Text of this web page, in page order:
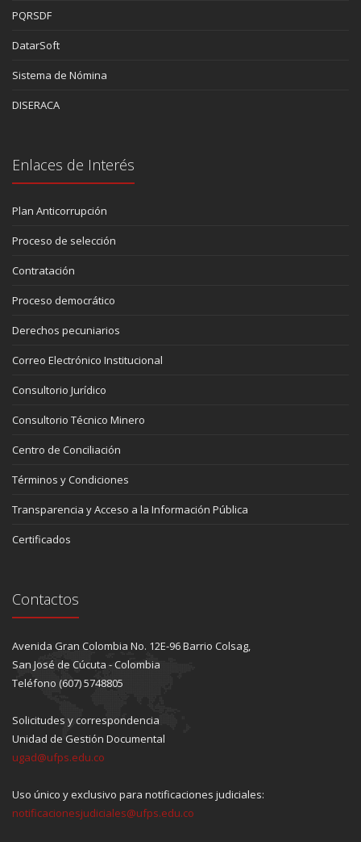
PQRSDF
DatarSoft
Sistema de Nómina
DISERACA
Enlaces de Interés
Plan Anticorrupción
Proceso de selección
Contratación
Proceso democrático
Derechos pecuniarios
Correo Electrónico Institucional
Consultorio Jurídico
Consultorio Técnico Minero
Centro de Conciliación
Términos y Condiciones
Transparencia y Acceso a la Información Pública
Certificados
Contactos
Avenida Gran Colombia No. 12E-96 Barrio Colsag,
San José de Cúcuta - Colombia
Teléfono (607) 5748805
Solicitudes y correspondencia
Unidad de Gestión Documental
ugad@ufps.edu.co
Uso único y exclusivo para notificaciones judiciales:
notificacionesjudiciales@ufps.edu.co